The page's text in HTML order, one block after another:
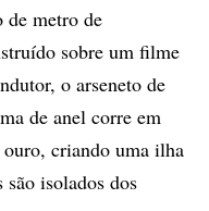
metro de
sobre um filme
o arseneto de
de anel corre em
criando uma ilha
isolados dos